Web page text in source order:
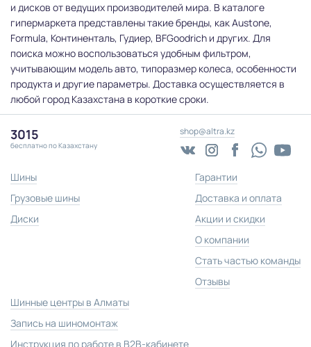
и дисков от ведущих производителей мира. В каталоге
гипермаркета представлены такие бренды, как Austone,
Formula, Континенталь, Гудиер, BFGoodrich и других. Для
поиска можно воспользоваться удобным фильтром,
учитывающим модель авто, типоразмер колеса, особенности
продукта и другие параметры. Доставка осуществляется в
любой город Казахстана в короткие сроки.
Гарантии
Доставка и оплата
Акции и скидки
О компании
Стать частью команды
Отзывы
Шины
Грузовые шины
Диски
Шинные центры в Алматы
Запись на шиномонтаж
Инструкция по работе в B2B-кабинете
3015
бесплатно по Казахстану
shop@altra.kz